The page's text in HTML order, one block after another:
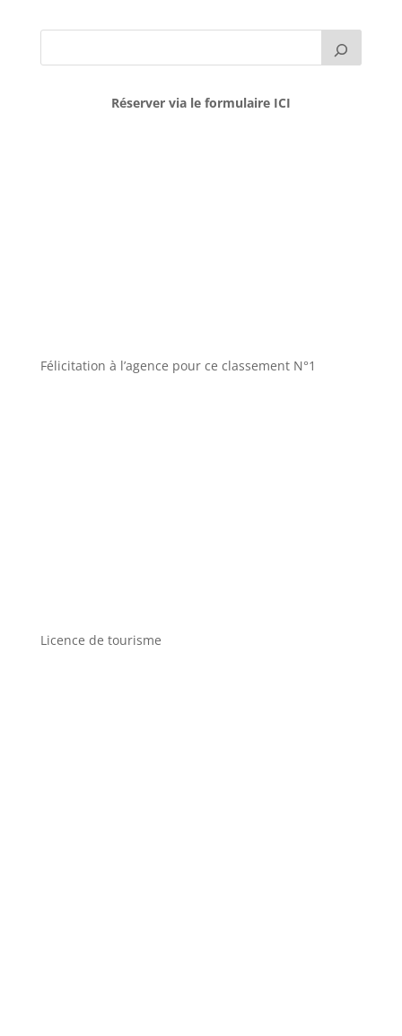
Réserver via le formulaire ICI
Félicitation à l’agence pour ce classement N°1
Licence de tourisme